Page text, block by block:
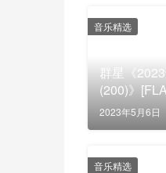
群星《
(200)》
2023年5月6日
音乐精选
音乐精选